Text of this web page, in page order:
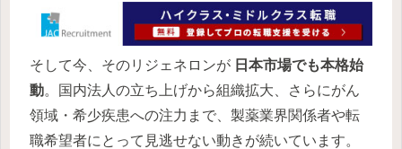
そして今、そのリジェネロンが 日本市場でも本格始
動。国内法人の立ち上げから組織拡大、さらにがん
領域・希少疾患への注力まで、製薬業界関係者や転
職希望者にとって見逃せない動きが続いています。